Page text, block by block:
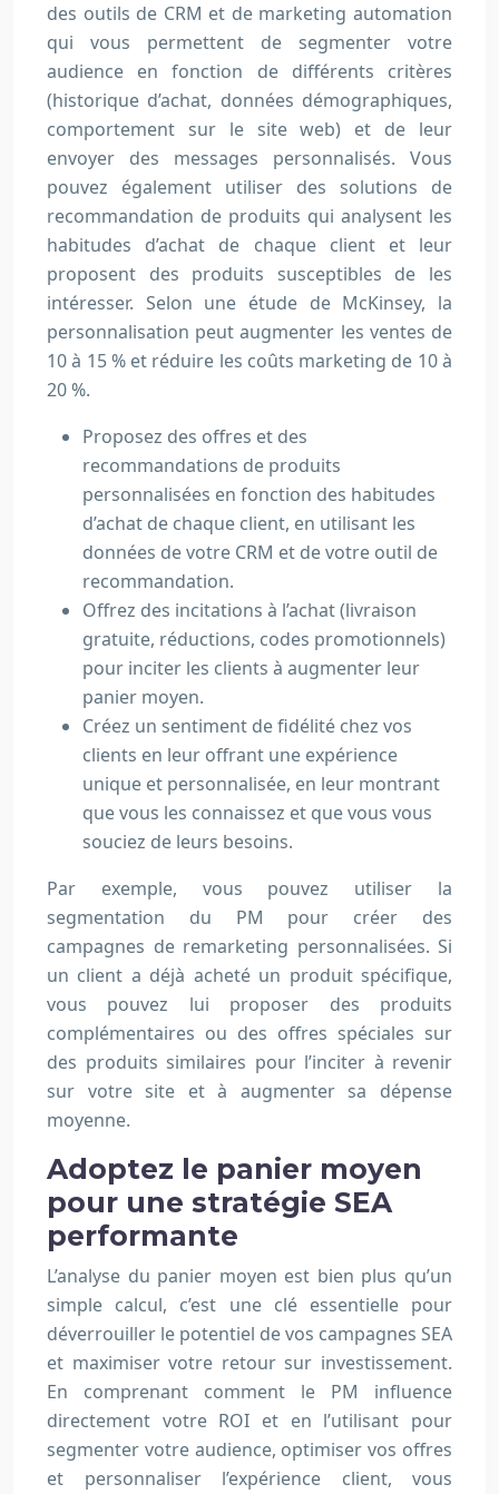
des outils de CRM et de marketing automation
qui vous permettent de segmenter votre
audience en fonction de différents critères
(historique d’achat, données démographiques,
comportement sur le site web) et de leur
envoyer des messages personnalisés. Vous
pouvez également utiliser des solutions de
recommandation de produits qui analysent les
habitudes d’achat de chaque client et leur
proposent des produits susceptibles de les
intéresser. Selon une étude de McKinsey, la
personnalisation peut augmenter les ventes de
10 à 15 % et réduire les coûts marketing de 10 à
20 %.
Proposez des offres et des
recommandations de produits
personnalisées en fonction des habitudes
d’achat de chaque client, en utilisant les
données de votre CRM et de votre outil de
recommandation.
Offrez des incitations à l’achat (livraison
gratuite, réductions, codes promotionnels)
pour inciter les clients à augmenter leur
panier moyen.
Créez un sentiment de fidélité chez vos
clients en leur offrant une expérience
unique et personnalisée, en leur montrant
que vous les connaissez et que vous vous
souciez de leurs besoins.
Par exemple, vous pouvez utiliser la
segmentation du PM pour créer des
campagnes de remarketing personnalisées. Si
un client a déjà acheté un produit spécifique,
vous pouvez lui proposer des produits
complémentaires ou des offres spéciales sur
des produits similaires pour l’inciter à revenir
sur votre site et à augmenter sa dépense
moyenne.
Adoptez le panier moyen
pour une stratégie SEA
performante
L’analyse du panier moyen est bien plus qu’un
simple calcul, c’est une clé essentielle pour
déverrouiller le potentiel de vos campagnes SEA
et maximiser votre retour sur investissement.
En comprenant comment le PM influence
directement votre ROI et en l’utilisant pour
segmenter votre audience, optimiser vos offres
et personnaliser l’expérience client, vous